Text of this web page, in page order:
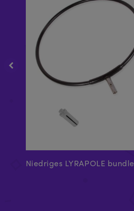
Niedriges LYRAPOLE bundle